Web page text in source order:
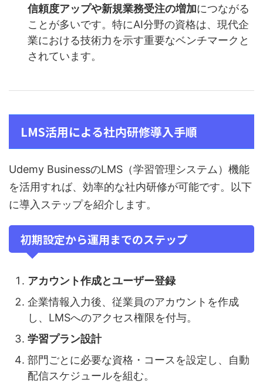
信頼度アップや新規業務受注の増加につながる
ことが多いです。特にAI分野の資格は、現代企
業における技術力を示す重要なベンチマークと
されています。
LMS活用による社内研修導入手順
Udemy BusinessのLMS（学習管理システム）機能
を活用すれば、効率的な社内研修が可能です。以下
に導入ステップを紹介します。
初期設定から運用までのステップ
アカウント作成とユーザー登録
企業情報入力後、従業員のアカウントを作成
し、LMSへのアクセス権限を付与。
学習プラン設計
部門ごとに必要な資格・コースを設定し、自動
配信スケジュールを組む。